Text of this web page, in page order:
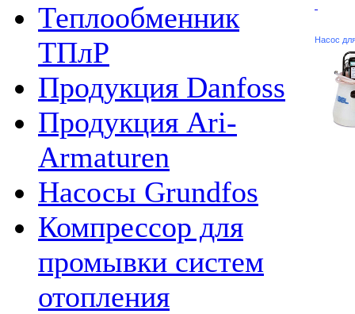
Теплообменник
ТПлР
Продукция Danfoss
Продукция Ari-
Armaturen
Насосы Grundfos
Компрессор для
промывки систем
отопления
Насос